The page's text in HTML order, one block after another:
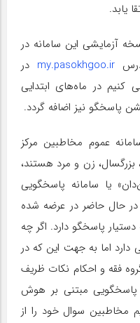
یابد.
آزمایشی این سامانه در
my.pasokhgoo.ir در
در ماه‌های ابتدایی
عموم مخاطبین مرکز
بزرگسال، زن و مرد هستند،
یا سامانه پاسخگویی
حال حاضر در عرضه شده
پاسخگو دارد. اگر چه
دارد اما به جهت این که در
فقه و احکام نکات ظریف
پاسخگویی مبتنی بر هوش
مخاطبین سوال خود را از